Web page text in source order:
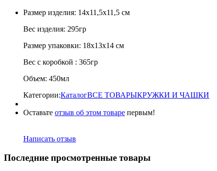
Размер изделия: 14х11,5х11,5 см
Вес изделия: 295гр
Размер упаковки: 18х13х14 см
Вес с коробкой : 365гр
Объем: 450мл
Категории:КаталогВСЕ ТОВАРЫКРУЖКИ И ЧАШКИ
Оставьте отзыв об этом товаре первым!
Написать отзыв
Последние просмотренные товары